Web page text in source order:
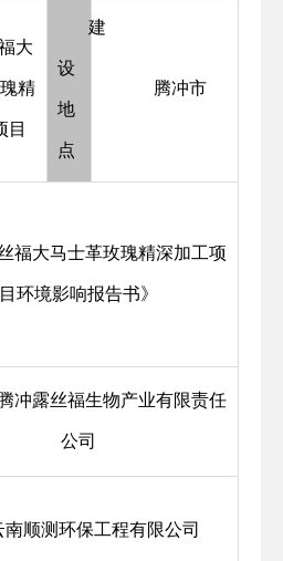
大
精
目
建
设
地
点
腾冲市
丝福大马士革玫瑰精深加工项
目环境影响报告书》
冲露丝福生物产业有限责任
公司
南顺测环保工程有限公司